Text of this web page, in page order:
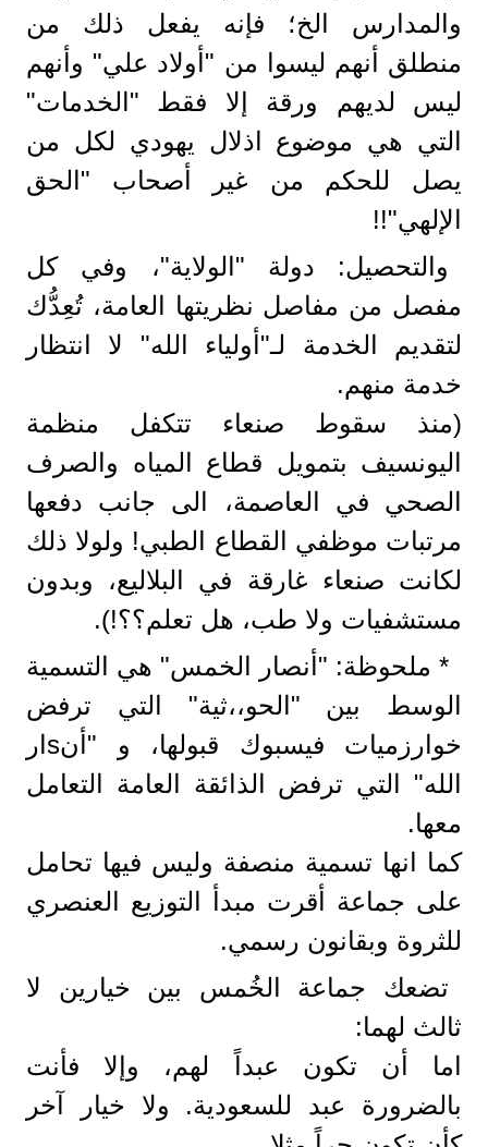
والمدارس الخ؛ فإنه يفعل ذلك من
منطلق أنهم ليسوا من "أولاد علي" وأنهم
ليس لديهم ورقة إلا فقط "الخدمات"
التي هي موضوع اذلال يهودي لكل من
يصل للحكم من غير أصحاب "الحق
الإلهي"!!
والتحصيل: دولة "الولاية"، وفي كل
مفصل من مفاصل نظريتها العامة، تُعِدُّك
لتقديم الخدمة لـ"أولياء الله" لا انتظار
خدمة منهم.
(منذ سقوط صنعاء تتكفل منظمة
اليونسيف بتمويل قطاع المياه والصرف
الصحي في العاصمة، الى جانب دفعها
مرتبات موظفي القطاع الطبي! ولولا ذلك
لكانت صنعاء غارقة في البلاليع، وبدون
مستشفيات ولا طب، هل تعلم؟؟!).
* ملحوظة: "أنصار الخمس" هي التسمية
الوسط بين "الحو،،ثية" التي ترفض
خوارزميات فيسبوك قبولها، و "أنsار
الله" التي ترفض الذائقة العامة التعامل
معها.
كما انها تسمية منصفة وليس فيها تحامل
على جماعة أقرت مبدأ التوزيع العنصري
للثروة وبقانون رسمي.
تضعك جماعة الخُمس بين خيارين لا
ثالث لهما:
اما أن تكون عبداً لهم، وإلا فأنت
بالضرورة عبد للسعودية. ولا خيار آخر